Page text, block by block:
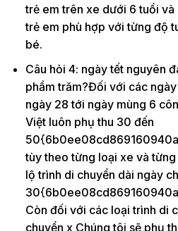
trẻ em trên xe dưới 6 tuổi
trẻ em phù hợp với từng độ
bé.
Câu hỏi 4: ngày tết nguyên
phầm trăm?Đối với các
ngày 28 tới ngày mùng 6
Việt luôn phụ thu 30 đến
tùy theo từng loại xe và
lộ trình di chuyển dài ngày
Còn đối với các loại trình di
chuyển x Chúng tôi sẽ phụ